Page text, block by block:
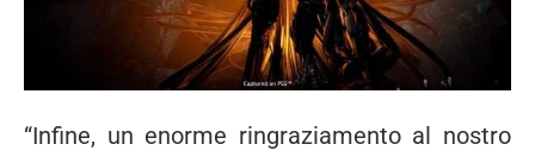
“Infine, un enorme ringraziamento al nostro